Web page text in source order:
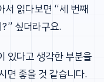
서 읽다보면 “세 번째
싶더라구요.
있다고 생각한 부분을
면 좋을 것 같습니다.